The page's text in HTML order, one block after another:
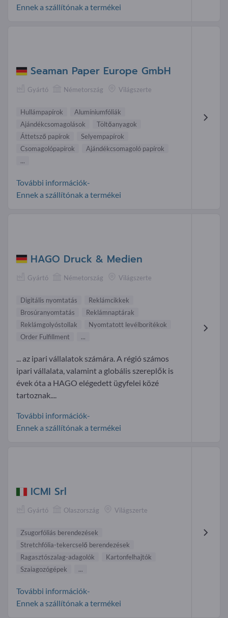
Ennek a szállítónak a termékei
Seaman Paper Europe GmbH
Gyártó Németország Világszerte
Hullámpapírok
Alumíniumfóliák
Ajándékcsomagolások
Töltőanyagok
Áttetsző papírok
Selyempapírok
Csomagolópapírok
Ajándékcsomagoló papírok
...
További információk-
Ennek a szállítónak a termékei
HAGO Druck & Medien
Gyártó Németország Világszerte
Digitális nyomtatás
Reklámcikkek
Brosúranyomtatás
Reklámnaptárak
Reklámgolyóstollak
Nyomtatott levélborítékok
Order Fulfillment
...
... az ipari vállalatok számára. A régió számos
ipari vállalata, valamint a globális szereplők is
évek óta a HAGO elégedett ügyfelei közé
tartoznak....
További információk-
Ennek a szállítónak a termékei
ICMI Srl
Gyártó Olaszország Világszerte
Zsugorfóliás berendezések
Stretchfólia-tekercselő berendezések
Ragasztószalag-adagolók
Kartonfelhajtók
Szaiagozógépek
...
További információk-
Ennek a szállítónak a termékei